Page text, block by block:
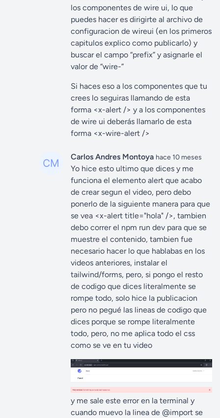
los componentes de wire ui, lo que
puedes hacer es dirigirte al archivo de
configuracion de wireui (en los primeros
capitulos explico como publicarlo) y
buscar el campo “prefix” y asignarle el
valor de “wire-”
Si haces eso a los componentes que tu
crees lo seguiras llamando de esta
forma <x-alert /> y a los componentes
de wire ui deberás llamarlo de esta
forma <x-wire-alert />
Carlos Andres Montoya hace 10 meses
Yo hice esto ultimo que dices y me
funciona el elemento alert que acabo
de crear segun el video, pero debo
ponerlo de la siguiente manera para que
se vea <x-alert title="hola" />, tambien
debo correr el npm run dev para que se
muestre el contenido, tambien fue
necesario hacer lo que hablabas en los
videos anteriores, instalar el
tailwind/forms, pero, si pongo el resto
de codigo que dices literalmente se
rompe todo, solo hice la publicacion
pero no pegué las lineas de codigo que
dices porque se rompe literalmente
todo, pero, no me aplica todo el css
como se ve en tu video
y me sale este error en la terminal y
cuando muevo la linea de @import se